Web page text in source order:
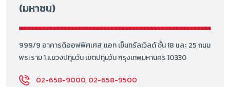
(มหาชน)
999/9 อาคารดิออฟฟิศเศส แอท เซ็นทรัลเวิลด์ ชั้น 18 และ 25 ถนน
พระราม 1 แขวงปทุมวัน เขตปทุมวัน กรุงเทพมหานคร 10330
02-658-9000, 02-658-9500